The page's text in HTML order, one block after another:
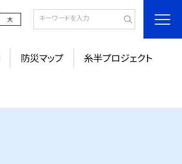
大
防災マップ 糸半プロジェクト